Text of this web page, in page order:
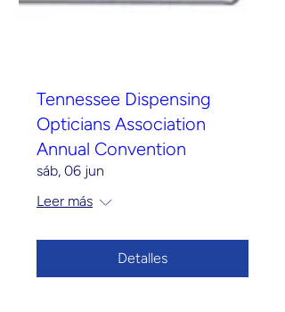
Tennessee Dispensing
Opticians Association
Annual Convention
sáb, 06 jun
Leer más
Detalles